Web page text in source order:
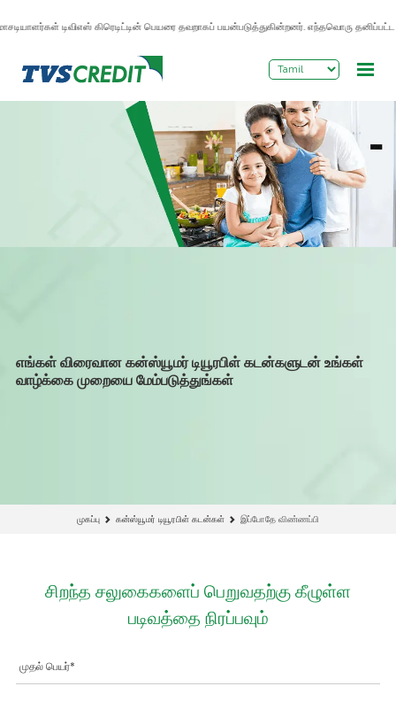
டிவிஎஸ் கிரெடிட்டின் பெயரை தவறாகப் பயன்படுத்துகின்றனர். எந்தவொரு
எங்கள் விரைவான கன்ஸ்யூமர் டியூரபிள் கடன்களுடன் உங்கள்
வாழ்க்கை முறையை மேம்படுத்துங்கள்
முகப்பு கன்ஸ்யூமர் டியூரபிள் கடன்கள் இப்போதே விண்ணப்பி
சிறந்த சலுகைகளைப் பெறுவதற்கு கீழுள்ள
படிவத்தை நிரப்பவும்